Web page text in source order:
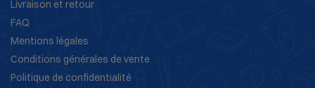
Livraison et retour
FAQ
Mentions légales
Conditions générales de vente
Politique de confidentialité